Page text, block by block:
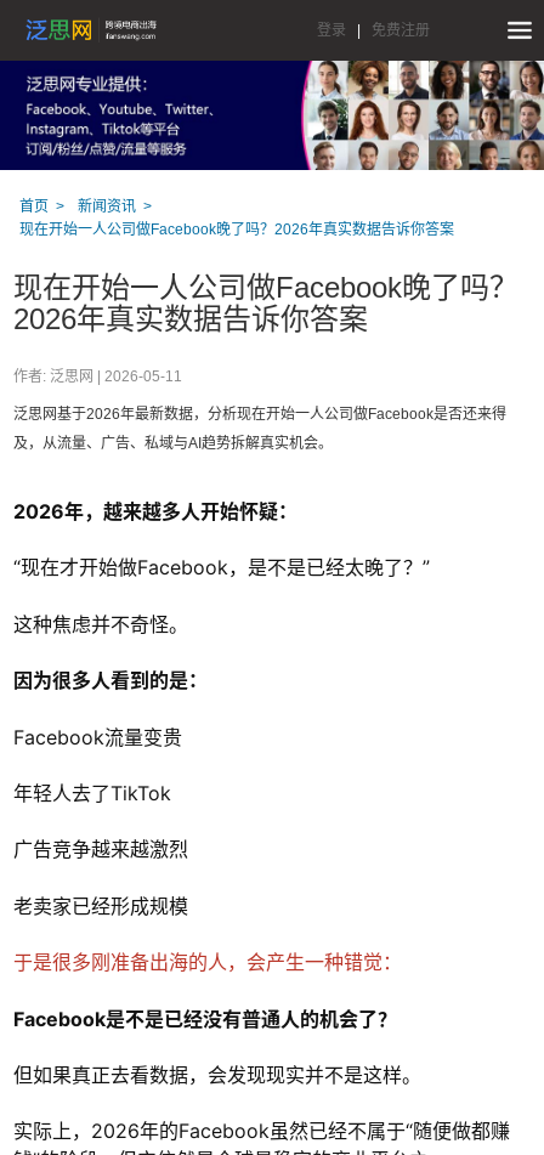
登录 免费注册
首页
新闻资讯
现在开始一人公司做Facebook晚了吗？2026年真实数据告诉你答案
现在开始一人公司做Facebook晚了吗？
2026年真实数据告诉你答案
作者: 泛思网 | 2026-05-11
泛思网基于2026年最新数据，分析现在开始一人公司做Facebook是否还来得
及，从流量、广告、私域与AI趋势拆解真实机会。
2026年，越来越多人开始怀疑：
“现在才开始做Facebook，是不是已经太晚了？”
这种焦虑并不奇怪。
因为很多人看到的是：
Facebook流量变贵
年轻人去了TikTok
广告竞争越来越激烈
老卖家已经形成规模
于是很多刚准备出海的人，会产生一种错觉：
Facebook是不是已经没有普通人的机会了？
但如果真正去看数据，会发现现实并不是这样。
实际上，2026年的Facebook虽然已经不属于“随便做都赚